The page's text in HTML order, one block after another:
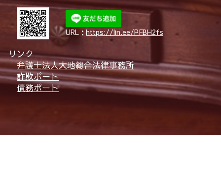
URL： https://lin.ee/PFBH2fs
リンク
弁護士法人大地総合法律事務所
詐欺ポート
債務ポート